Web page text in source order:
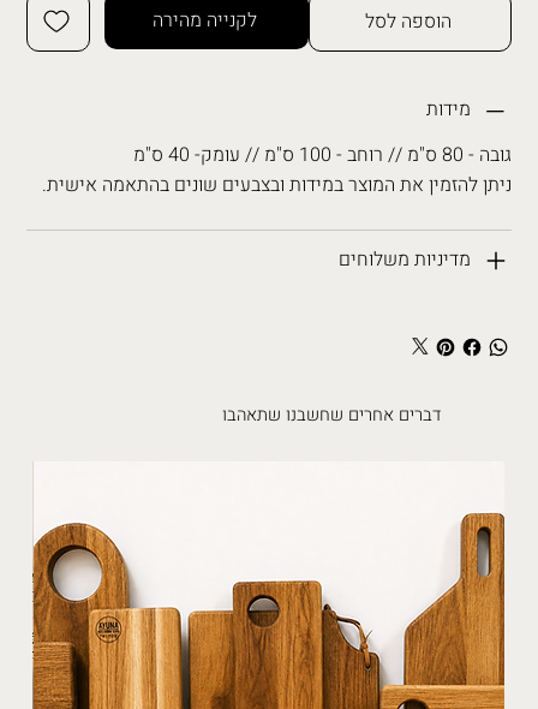
הוספה לסל לקנייה מהירה
מידות
גובה - 80 ס"מ // רוחב - 100 ס"מ // עומק- 40 ס"מ
ניתן להזמין את המוצר במידות ובצבעים שונים בהתאמה אישית.
מדיניות משלוחים
דברים אחרים שחשבנו שתאהבו